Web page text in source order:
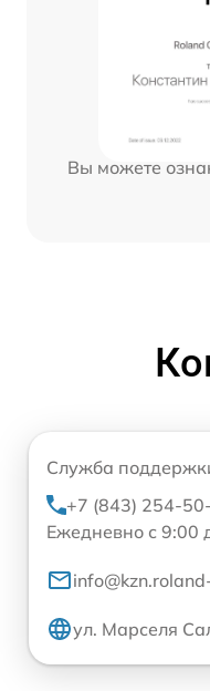
Вы можете
Служба
+7 (843) 254-
Ежедневно с 9:00
ул. Марселя